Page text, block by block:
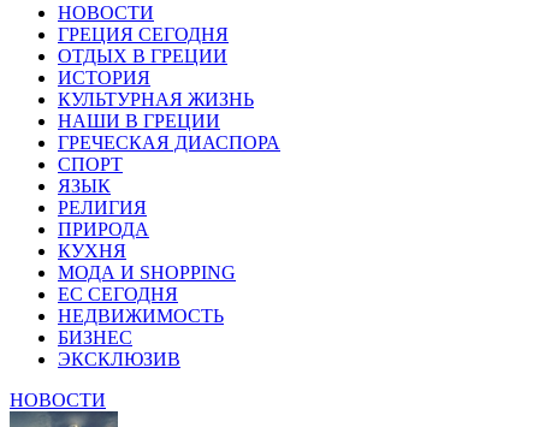
НОВОСТИ
ГРЕЦИЯ СЕГОДНЯ
ОТДЫХ В ГРЕЦИИ
ИСТОРИЯ
КУЛЬТУРНАЯ ЖИЗНЬ
НАШИ В ГРЕЦИИ
ГРЕЧЕСКАЯ ДИАСПОРА
СПОРТ
ЯЗЫК
РЕЛИГИЯ
ПРИРОДА
КУХНЯ
МОДА И SHOPPING
ЕС СЕГОДНЯ
НЕДВИЖИМОСТЬ
БИЗНЕС
ЭКСКЛЮЗИВ
НОВОСТИ